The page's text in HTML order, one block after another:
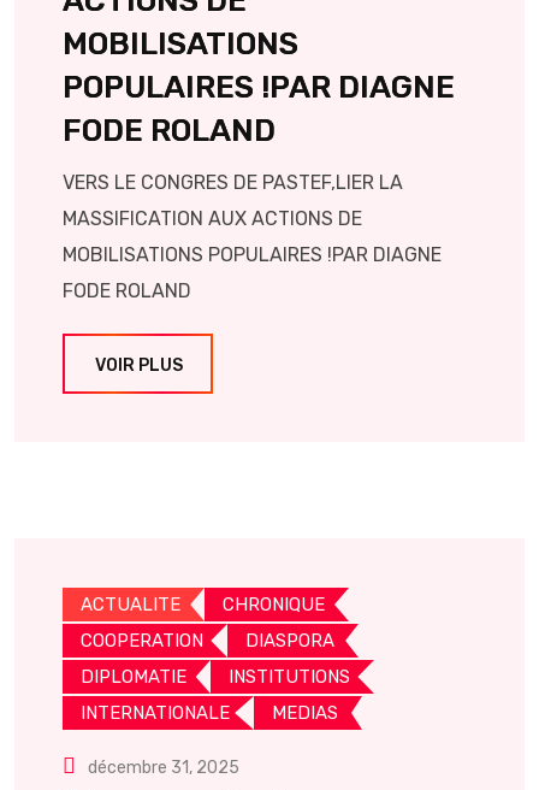
MOBILISATIONS
POPULAIRES !PAR DIAGNE
FODE ROLAND
VERS LE CONGRES DE PASTEF,LIER LA
MASSIFICATION AUX ACTIONS DE
MOBILISATIONS POPULAIRES !PAR DIAGNE
FODE ROLAND
VOIR PLUS
ACTUALITE
CHRONIQUE
COOPERATION
DIASPORA
DIPLOMATIE
INSTITUTIONS
INTERNATIONALE
MEDIAS
décembre 31, 2025